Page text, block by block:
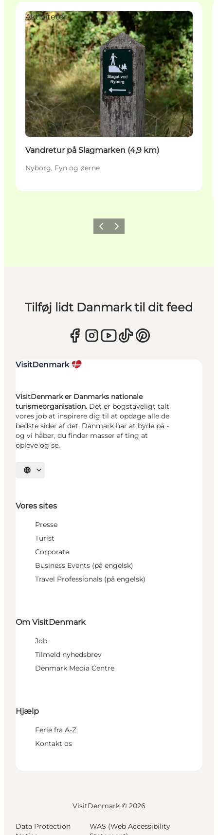
Aktiviteter
Vandretur på Slagmarken (4,9 km)
Nyborg, Fyn og øerne
ForrigeNæste
Tilføj lidt Danmark til dit feed
VisitDenmark er Danmarks nationale
turismeorganisation. Det er bogstaveligt talt
vores job at inspirere dig til at opdage alle de
bedste sider af det, Danmark har at byde på -
og vi håber, du finder masser af ting at
opleve og se.
Vælg sprog
Vores sites
Presse
Turist
Corporate
Business Events (på engelsk)
Travel Professionals (på engelsk)
Om VisitDenmark
Job
Tilmeld nyhedsbrev
Denmark Media Centre
Hjælp
Ferie fra A-Z
Kontakt os
VisitDenmark © 2026
Data Protection
WAS (Web Accessibility